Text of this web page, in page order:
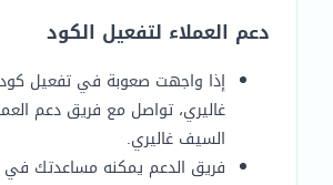
دعم العملاء لتفعيل الكود
إذا واجهت صعوبة في تفعيل
غاليري، تواصل مع فريق دعم
السيف غاليري.
فريق الدعم يمكنه مساعدتك